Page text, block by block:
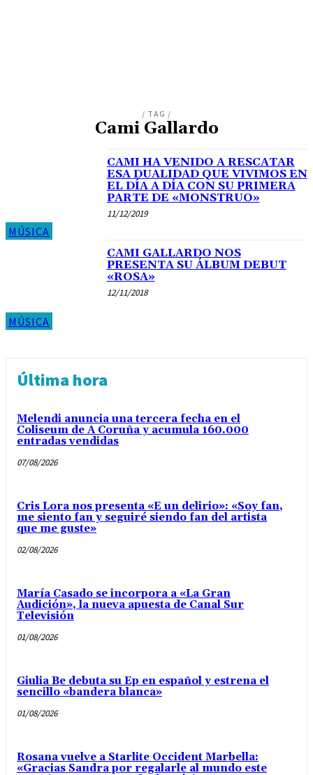
/ TAG /
Cami Gallardo
MÚSICA
CAMI HA VENIDO A RESCATAR
ESA DUALIDAD QUE VIVIMOS EN
EL DÍA A DÍA CON SU PRIMERA
PARTE DE «MONSTRUO»
11/12/2019
MÚSICA
CAMI GALLARDO NOS
PRESENTA SU ÁLBUM DEBUT
«ROSA»
12/11/2018
Última hora
Melendi anuncia una tercera fecha en el
Coliseum de A Coruña y acumula 160.000
entradas vendidas
07/08/2026
Cris Lora nos presenta «E un delirio»: «Soy fan,
me siento fan y seguiré siendo fan del artista
que me guste»
02/08/2026
María Casado se incorpora a «La Gran
Audición», la nueva apuesta de Canal Sur
Televisión
01/08/2026
Giulia Be debuta su Ep en español y estrena el
sencillo «bandera blanca»
01/08/2026
Rosana vuelve a Starlite Occident Marbella:
«Gracias Sandra por regalarle al mundo este